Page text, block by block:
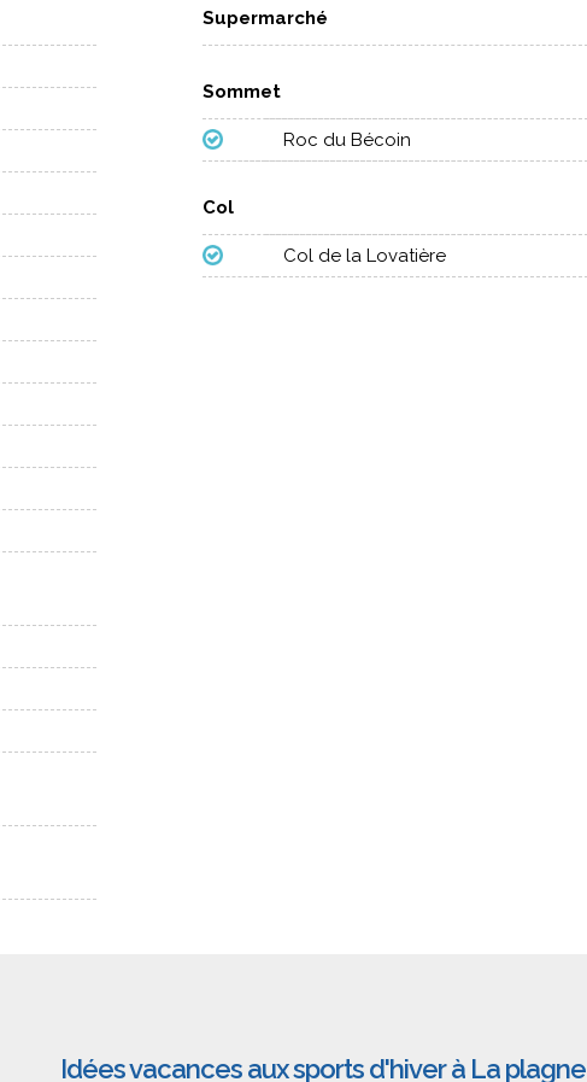
Supermarché
Sommet
Roc du Bécoin
Col
Col de la Lovatière
Idées vacances aux sports d'hiver à La plagne